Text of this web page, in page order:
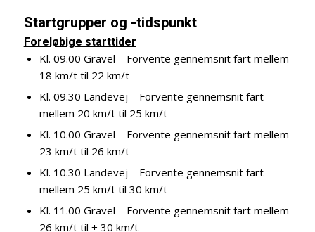
Startgrupper og -tidspunkt
Foreløbige starttider
Kl. 09.00 Gravel – Forvente gennemsnit fart mellem
18 km/t til 22 km/t
Kl. 09.30 Landevej – Forvente gennemsnit fart
mellem 20 km/t til 25 km/t
Kl. 10.00 Gravel – Forvente gennemsnit fart mellem
23 km/t til 26 km/t
Kl. 10.30 Landevej – Forvente gennemsnit fart
mellem 25 km/t til 30 km/t
Kl. 11.00 Gravel – Forvente gennemsnit fart mellem
26 km/t til + 30 km/t